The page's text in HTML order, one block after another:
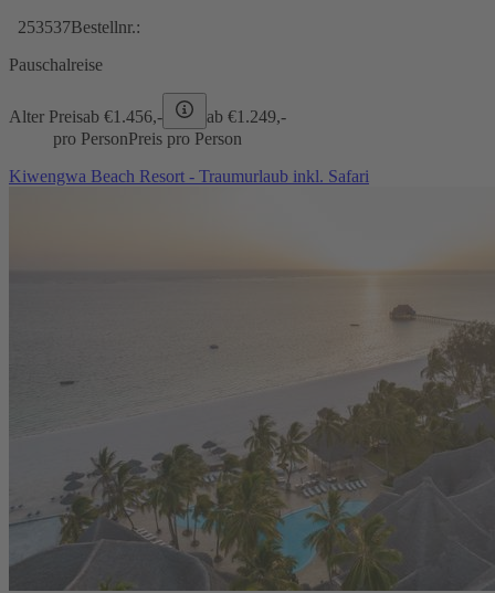
253537Bestellnr.:
Pauschalreise
Alter Preisab €1.456,- ab €1.249,-
pro PersonPreis pro Person
Kiwengwa Beach Resort - Traumurlaub inkl. Safari